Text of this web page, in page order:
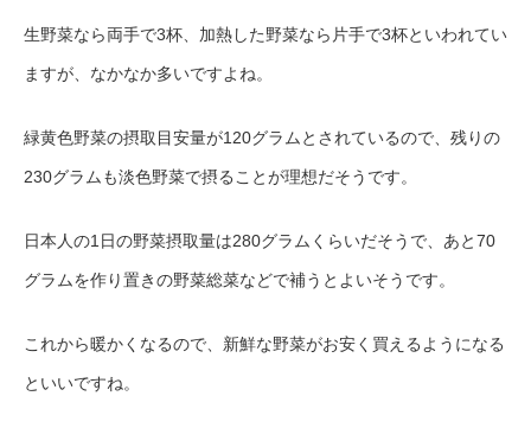
生野菜なら両手で3杯、加熱した野菜なら片手で3杯といわれてい
ますが、なかなか多いですよね。
緑黄色野菜の摂取目安量が120グラムとされているので、残りの
230グラムも淡色野菜で摂ることが理想だそうです。
日本人の1日の野菜摂取量は280グラムくらいだそうで、あと70
グラムを作り置きの野菜総菜などで補うとよいそうです。
これから暖かくなるので、新鮮な野菜がお安く買えるようになる
といいですね。